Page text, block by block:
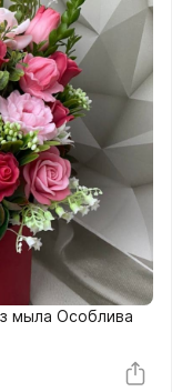
мыла Особлива